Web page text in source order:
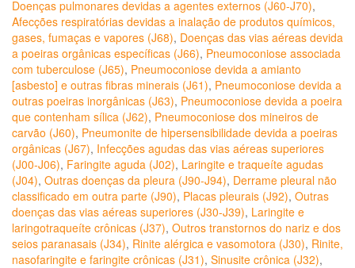
Doenças pulmonares devidas a agentes externos (J60-J70),
Afecções respiratórias devidas a inalação de produtos químicos,
gases, fumaças e vapores (J68), Doenças das vias aéreas devida
a poeiras orgânicas específicas (J66), Pneumoconiose associada
com tuberculose (J65), Pneumoconiose devida a amianto
[asbesto] e outras fibras minerais (J61), Pneumoconiose devida a
outras poeiras inorgânicas (J63), Pneumoconiose devida a poeira
que contenham sílica (J62), Pneumoconiose dos mineiros de
carvão (J60), Pneumonite de hipersensibilidade devida a poeiras
orgânicas (J67), Infecções agudas das vias aéreas superiores
(J00-J06), Faringite aguda (J02), Laringite e traqueíte agudas
(J04), Outras doenças da pleura (J90-J94), Derrame pleural não
classificado em outra parte (J90), Placas pleurais (J92), Outras
doenças das vias aéreas superiores (J30-J39), Laringite e
laringotraqueíte crônicas (J37), Outros transtornos do nariz e dos
seios paranasais (J34), Rinite alérgica e vasomotora (J30), Rinite,
nasofaringite e faringite crônicas (J31), Sinusite crônica (J32),